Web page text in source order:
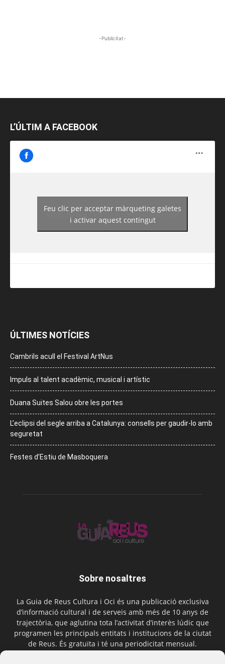
-Publicitat-
L’ÚLTIM A FACEBOOK
https://www.facebook.com/guiadereus/
Feu clic per acceptar màrqueting galetes
i activar aquest contingut
ÚLTIMES NOTÍCIES
Cambrils acull el Festival ArtNus
Impuls al talent acadèmic, musical i artístic
Duana Suites Salou obre les portes
L’eclipsi del segle arriba a Catalunya: consells per gaudir-lo amb
seguretat
Festes d’Estiu de Masboquera
Sobre nosaltres
La Guia de Reus Cultura i Oci és una publicació exclusiva
d’informació cultural i de serveis amb més de 10 anys de
trajectòria, que aglutina tota l’activitat d’interès lúdic que
programen les principals entitats i institucions de la ciutat
de Reus. És gratuïta i té una periodicitat mensual.